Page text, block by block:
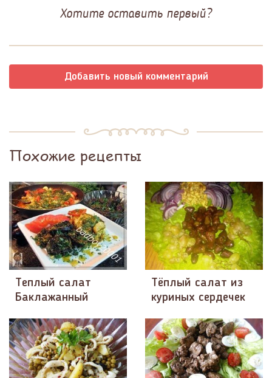
Хотите оставить первый?
Добавить новый комментарий
Похожие рецепты
Теплый салат
Баклажанный
Тёплый салат из
куриных сердечек